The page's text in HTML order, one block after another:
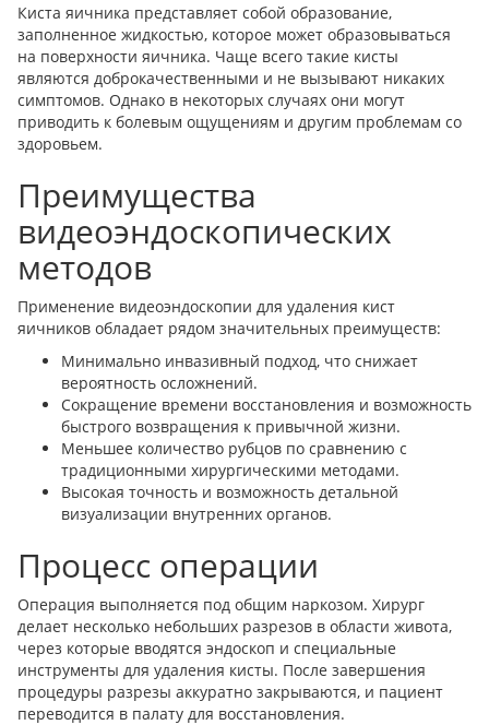
Киста яичника представляет собой образование,
заполненное жидкостью, которое может образовываться
на поверхности яичника. Чаще всего такие кисты
являются доброкачественными и не вызывают никаких
симптомов. Однако в некоторых случаях они могут
приводить к болевым ощущениям и другим проблемам со
здоровьем.
Преимущества
видеоэндоскопических
методов
Применение видеоэндоскопии для удаления кист
яичников обладает рядом значительных преимуществ:
Минимально инвазивный подход, что снижает
вероятность осложнений.
Сокращение времени восстановления и возможность
быстрого возвращения к привычной жизни.
Меньшее количество рубцов по сравнению с
традиционными хирургическими методами.
Высокая точность и возможность детальной
визуализации внутренних органов.
Процесс операции
Операция выполняется под общим наркозом. Хирург
делает несколько небольших разрезов в области живота,
через которые вводятся эндоскоп и специальные
инструменты для удаления кисты. После завершения
процедуры разрезы аккуратно закрываются, и пациент
переводится в палату для восстановления.